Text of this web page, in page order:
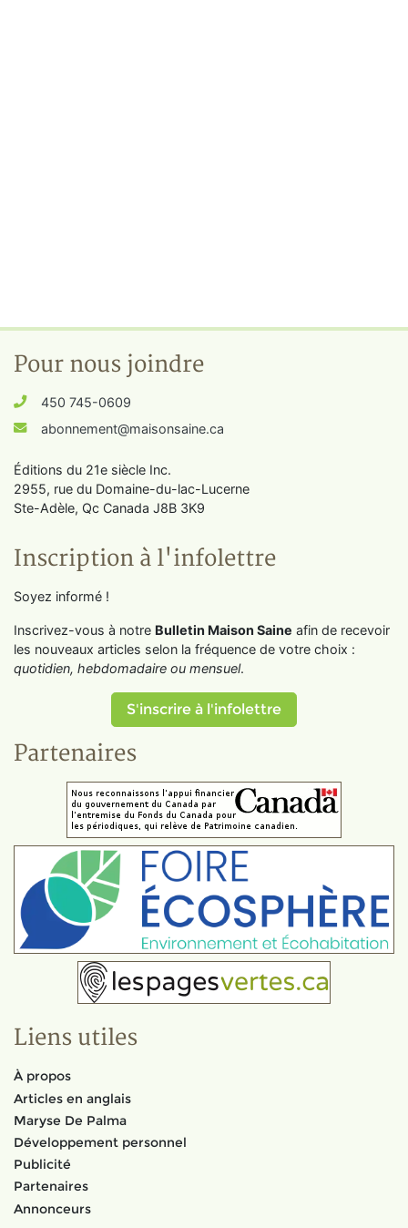
Pour nous joindre
450 745-0609
abonnement@maisonsaine.ca
Éditions du 21e siècle Inc.
2955, rue du Domaine-du-lac-Lucerne
Ste-Adèle, Qc Canada J8B 3K9
Inscription à l'infolettre
Soyez informé !
Inscrivez-vous à notre Bulletin Maison Saine afin de recevoir
les nouveaux articles selon la fréquence de votre choix :
quotidien, hebdomadaire ou mensuel.
S'inscrire à l'infolettre
Partenaires
Liens utiles
À propos
Articles en anglais
Maryse De Palma
Développement personnel
Publicité
Partenaires
Annonceurs